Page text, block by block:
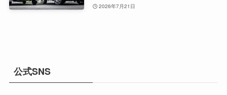
2026年7月21日
公式SNS